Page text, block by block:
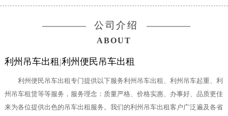
公司介绍
ABOUT
利州吊车出租 |利州便民吊车出租
利州便民吊车出租专门提供以下服务利州吊车出租、利州吊车起重、利
州吊车租赁等等服务，服务理念：质量严格、价格实惠、办事好、品质更佳
来为各位提供出色的吊车出租服务。我们的利州吊车出租客户广泛遍及各省